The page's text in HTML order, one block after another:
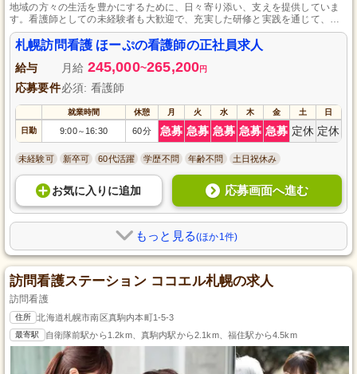
地域の方々の生活を豊かにするために、日々寄り添い、支えを提供していま
す。看護師としての未経験者も大歓迎で、充実した研修と実践を通じて、専
門性を高めながら成長できる職場環境を整えております。
札幌訪問看護 ほーぷの看護師の正社員求人
給与 月給 245,000~265,200円
応募要件必須: 看護師
就業時間 休憩 月 火 水 木 金 土 日
日勤 9:00～ 16:30 60分 急募 急募 急募 急募 急募 定休 定休
未経験可 新卒可 60代活躍 学歴不問 年齢不問 土日祝休み
お気に入り に追加 応募画面へ進む
もっと見る(ほか1件)
訪問看護ステーション ココエル札幌の求人
訪問看護
住所 北海道札幌市南区真駒内本町1-5-3
最寄駅 自衛隊前駅から1.2km、真駒内駅から2.1km、福住駅から4.5km